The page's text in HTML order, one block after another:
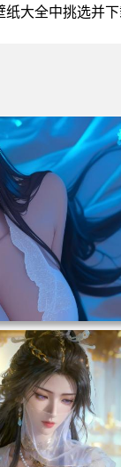
大全中挑选并
波雅·汉库克 波雅汉
载 壁纸大全